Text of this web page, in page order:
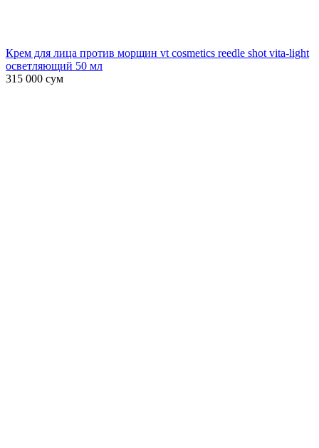
Крем для лица против морщин vt cosmetics reedle shot vita-light
осветляющий 50 мл
315 000 сум